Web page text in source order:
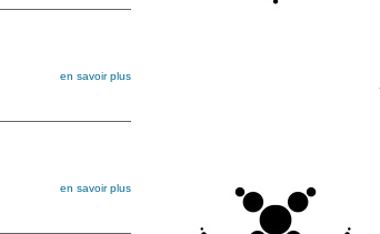
en savoir plus
en savoir plus